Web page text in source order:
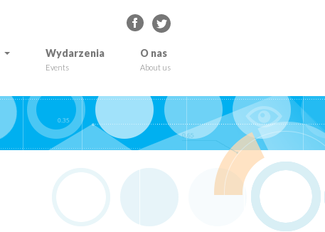
Wydarzenia
Events
O nas
About us